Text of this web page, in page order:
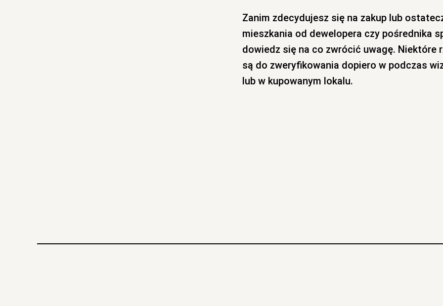
Zanim zdecydujesz się na zakup lub
mieszkania od dewelopera czy pośrednika
dowiedz się na co zwrócić uwagę. Niektóre
są do zweryfikowania dopiero w podczas
lub w kupowanym lokalu.